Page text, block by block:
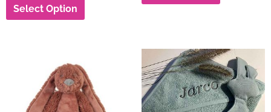
Select Option